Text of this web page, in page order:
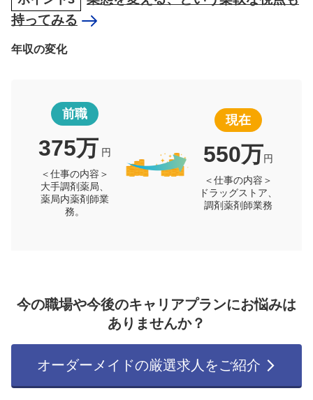
持ってみる
年収の変化
前職
375万 円
＜仕事の内容＞
大手調剤薬局、
薬局内薬剤師業
務。
現在
550万円
＜仕事の内容＞
ドラッグストア、
調剤薬剤師業務
今の職場や今後のキャリアプランにお悩みは
ありませんか？
オーダーメイドの厳選求人をご紹介